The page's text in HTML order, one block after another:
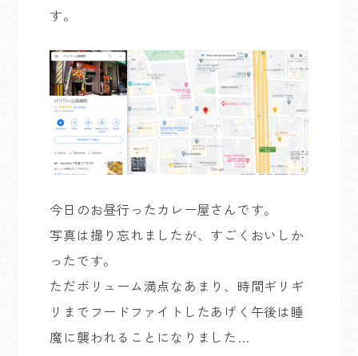
す。
今日のお昼行ったカレー屋さんです。
写真は撮り忘れましたが、すごくおいしか
ったです。
ただボリューム満点なあまり、時間ギリギ
リまでフードファイトしたあげく午後は睡
魔に襲われることになりました…